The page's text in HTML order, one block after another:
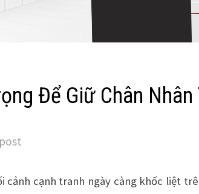
Để Giữ Chân Nhân
cảnh cạnh tranh ngày càng khốc liệt